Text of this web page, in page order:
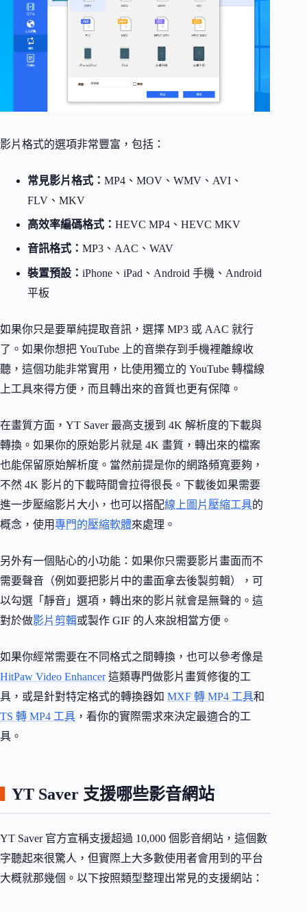
影片格式的選項非常豐富，包括：
常見影片格式： MP4、MOV、WMV、AVI、
FLV、MKV
高效率編碼格式： HEVC MP4、HEVC MKV
音訊格式： MP3、AAC、WAV
裝置預設： iPhone、iPad、Android 手機、Android
平板
如果你只是要單純提取音訊，選擇 MP3 或 AAC 就行
了。如果你想把 YouTube 上的音樂存到手機裡離線收
聽，這個功能非常實用，比使用獨立的 YouTube 轉檔線
上工具來得方便，而且轉出來的音質也更有保障。
在畫質方面，YT Saver 最高支援到 4K 解析度的下載與
轉換。如果你的原始影片就是 4K 畫質，轉出來的檔案
也能保留原始解析度。當然前提是你的網路頻寬要夠，
不然 4K 影片的下載時間會拉得很長。下載後如果需要
進一步壓縮影片大小，也可以搭配線上圖片壓縮工具的
概念，使用專門的壓縮軟體來處理。
另外有一個貼心的小功能：如果你只需要影片畫面而不
需要聲音（例如要把影片中的畫面拿去後製剪輯），可
以勾選「靜音」選項，轉出來的影片就會是無聲的。這
對於做影片剪輯或製作 GIF 的人來說相當方便。
如果你經常需要在不同格式之間轉換，也可以參考像是
HitPaw Video Enhancer這類專門做影片畫質修復的工
具，或是針對特定格式的轉換器如 MXF 轉 MP4 工具和
TS 轉 MP4 工具 ，看你的實際需求來決定最適合的工
具。
YT Saver 支援哪些影音網站
YT Saver 官方宣稱支援超過 10,000 個影音網站，這個數
字聽起來很驚人，但實際上大多數使用者會用到的平台
大概就那幾個。以下按照類型整理出常見的支援網站：